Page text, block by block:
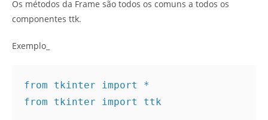
Os métodos da Frame são todos os comuns a todos os
componentes ttk.
Exemplo_
from tkinter import *
from tkinter import ttk